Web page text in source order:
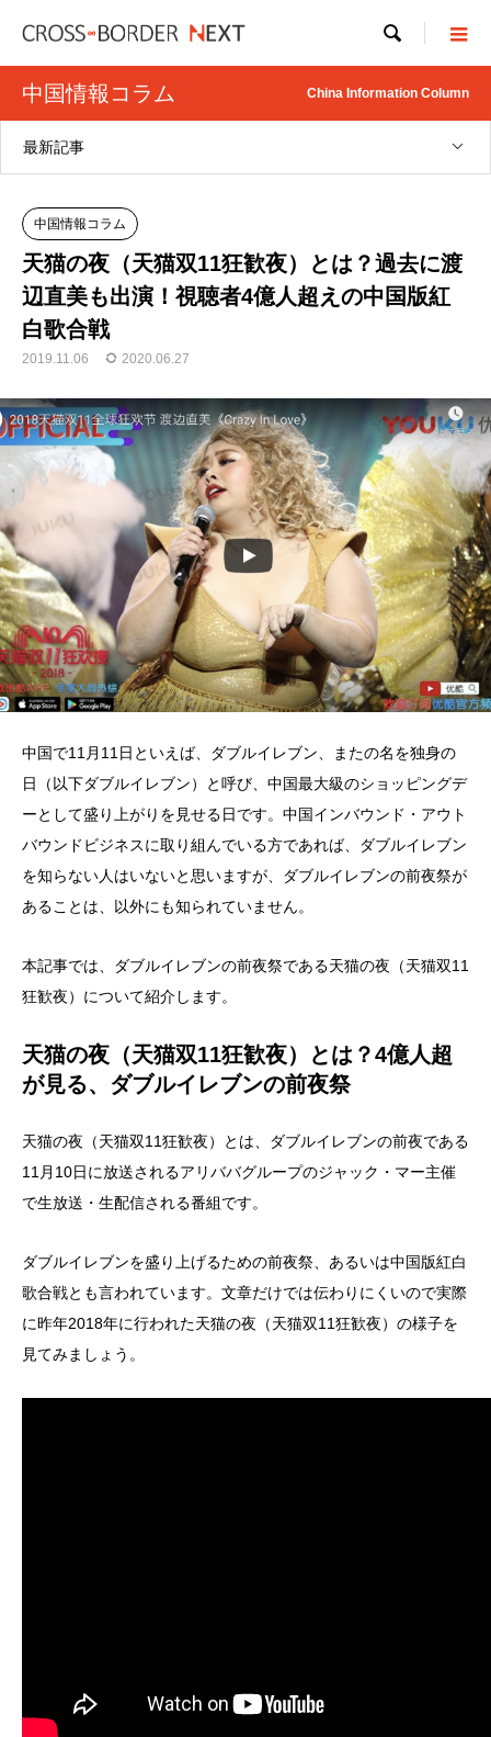

中国情報コラム China Information Column
最新記事
中国情報コラム
天猫の夜（天猫双11狂歓夜）とは？過去に渡
辺直美も出演！視聴者4億人超えの中国版紅
白歌合戦
2019.11.06 2020.06.27
中国で11月11日といえば、ダブルイレブン、またの名を独身の
日（以下ダブルイレブン）と呼び、中国最大級のショッピングデ
ーとして盛り上がりを見せる日です。中国インバウンド・アウト
バウンドビジネスに取り組んでいる方であれば、ダブルイレブン
を知らない人はいないと思いますが、ダブルイレブンの前夜祭が
あることは、以外にも知られていません。
本記事では、ダブルイレブンの前夜祭である天猫の夜（天猫双11
狂歓夜）について紹介します。
天猫の夜（天猫双11狂歓夜）とは？4億人超
が見る、ダブルイレブンの前夜祭
天猫の夜（天猫双11狂歓夜）とは、ダブルイレブンの前夜である
11月10日に放送されるアリババグループのジャック・マー主催
で生放送・生配信される番組です。
ダブルイレブンを盛り上げるための前夜祭、あるいは中国版紅白
歌合戦とも言われています。文章だけでは伝わりにくいので実際
に昨年2018年に行われた天猫の夜（天猫双11狂歓夜）の様子を
見てみましょう。